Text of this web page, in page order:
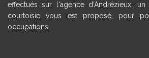
effectués sur l'agence d'Andrézieux,
courtoisie vous est proposé, pour
occupations.